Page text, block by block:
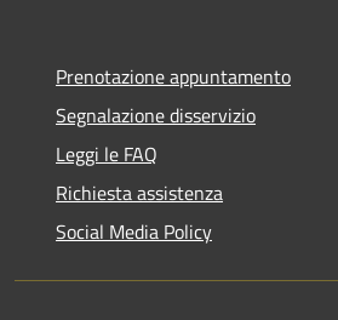
Prenotazione appuntamento
Segnalazione disservizio
Leggi le FAQ
Richiesta assistenza
Social Media Policy